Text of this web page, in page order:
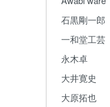
石黒剛一郎
一和堂工芸
永木卓
大井寛史
大原拓也